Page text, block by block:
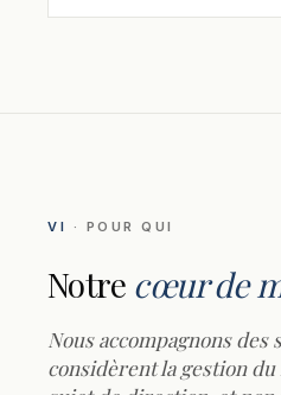
VI · POUR QUI
Notre cœur de
Nous accompagnons
considèrent la gestion